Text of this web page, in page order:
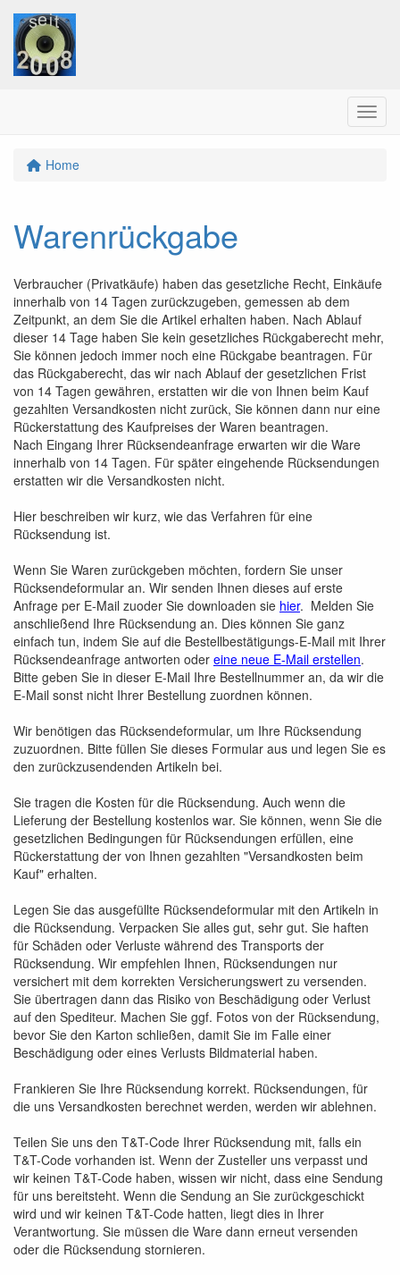
Menu
Home
Warenrückgabe
Verbraucher (Privatkäufe) haben das gesetzliche Recht, Einkäufe
innerhalb von 14 Tagen zurückzugeben, gemessen ab dem
Zeitpunkt, an dem Sie die Artikel erhalten haben. Nach Ablauf
dieser 14 Tage haben Sie kein gesetzliches Rückgaberecht mehr,
Sie können jedoch immer noch eine Rückgabe beantragen. Für
das Rückgaberecht, das wir nach Ablauf der gesetzlichen Frist
von 14 Tagen gewähren, erstatten wir die von Ihnen beim Kauf
gezahlten Versandkosten nicht zurück, Sie können dann nur eine
Rückerstattung des Kaufpreises der Waren beantragen.
Nach Eingang Ihrer Rücksendeanfrage erwarten wir die Ware
innerhalb von 14 Tagen. Für später eingehende Rücksendungen
erstatten wir die Versandkosten nicht.
Hier beschreiben wir kurz, wie das Verfahren für eine
Rücksendung ist.
Wenn Sie Waren zurückgeben möchten, fordern Sie unser
Rücksendeformular an. Wir senden Ihnen dieses auf erste
Anfrage per E-Mail zuoder Sie downloaden sie hier. Melden Sie
anschließend Ihre Rücksendung an. Dies können Sie ganz
einfach tun, indem Sie auf die Bestellbestätigungs-E-Mail mit Ihrer
Rücksendeanfrage antworten oder eine neue E-Mail erstellen.
Bitte geben Sie in dieser E-Mail Ihre Bestellnummer an, da wir die
E-Mail sonst nicht Ihrer Bestellung zuordnen können.
Wir benötigen das Rücksendeformular, um Ihre Rücksendung
zuzuordnen. Bitte füllen Sie dieses Formular aus und legen Sie es
den zurückzusendenden Artikeln bei.
Sie tragen die Kosten für die Rücksendung. Auch wenn die
Lieferung der Bestellung kostenlos war. Sie können, wenn Sie die
gesetzlichen Bedingungen für Rücksendungen erfüllen, eine
Rückerstattung der von Ihnen gezahlten "Versandkosten beim
Kauf" erhalten.
Legen Sie das ausgefüllte Rücksendeformular mit den Artikeln in
die Rücksendung. Verpacken Sie alles gut, sehr gut. Sie haften
für Schäden oder Verluste während des Transports der
Rücksendung. Wir empfehlen Ihnen, Rücksendungen nur
versichert mit dem korrekten Versicherungswert zu versenden.
Sie übertragen dann das Risiko von Beschädigung oder Verlust
auf den Spediteur. Machen Sie ggf. Fotos von der Rücksendung,
bevor Sie den Karton schließen, damit Sie im Falle einer
Beschädigung oder eines Verlusts Bildmaterial haben.
Frankieren Sie Ihre Rücksendung korrekt. Rücksendungen, für
die uns Versandkosten berechnet werden, werden wir ablehnen.
Teilen Sie uns den T&T-Code Ihrer Rücksendung mit, falls ein
T&T-Code vorhanden ist. Wenn der Zusteller uns verpasst und
wir keinen T&T-Code haben, wissen wir nicht, dass eine Sendung
für uns bereitsteht. Wenn die Sendung an Sie zurückgeschickt
wird und wir keinen T&T-Code hatten, liegt dies in Ihrer
Verantwortung. Sie müssen die Ware dann erneut versenden
oder die Rücksendung stornieren.